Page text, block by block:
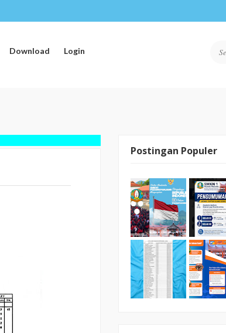
Download Login
Postingan Populer